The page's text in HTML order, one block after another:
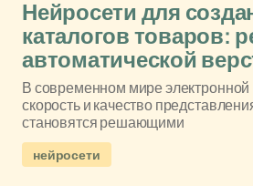
Нейросети для
каталогов товаров:
автоматической
В современном мире
скорость и качество
становятся решающими
нейросети